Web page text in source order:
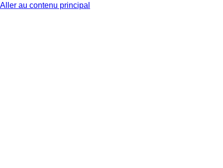
Aller au contenu principal